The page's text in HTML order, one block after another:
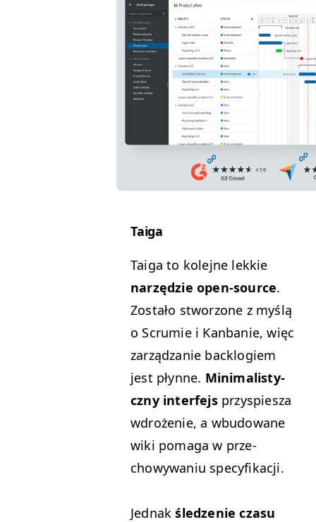
Taiga
Taiga to kole­jne lekkie
narzędzie open-source.
Zostało stwor­zone z myślą
o Scru­mie i Kan­ban­ie, więc
zarządzanie back­lo­giem
jest płynne. Min­i­mal­isty­
czny inter­fe­jsprzyspiesza
wdroże­nie, a wbu­dowane
wiki poma­ga w prze­
chowywa­niu specyfikacji.
Jed­nakśledze­nie cza­su